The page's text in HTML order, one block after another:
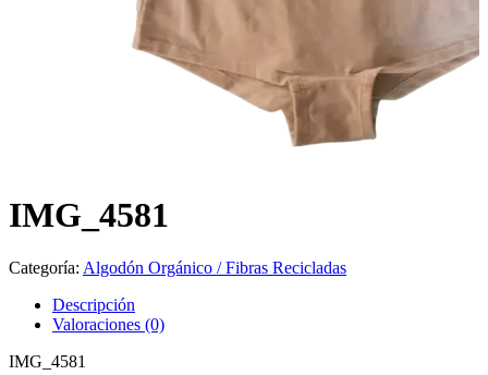
IMG_4581
Categoría: Algodón Orgánico / Fibras Recicladas
Descripción
Valoraciones (0)
IMG_4581